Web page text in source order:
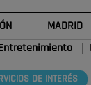
MADRID
Entretenimiento
DE INTERÉS